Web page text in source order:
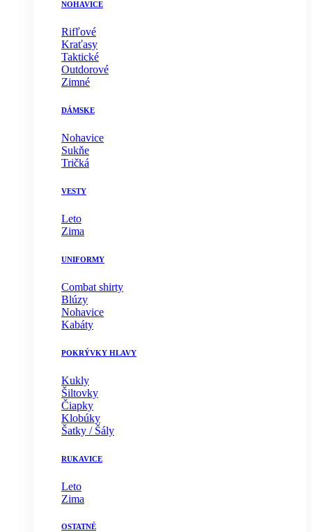
NOHAVICE
Rifľové
Kraťasy
Taktické
Outdorové
Zimné
DÁMSKE
Nohavice
Sukňe
Tričká
VESTY
Leto
Zima
UNIFORMY
Combat shirty
Blúzy
Nohavice
Kabáty
POKRÝVKY HLAVY
Kukly
Šiltovky
Čiapky
Klobúky
Šatky / Šály
RUKAVICE
Leto
Zima
OSTATNÉ